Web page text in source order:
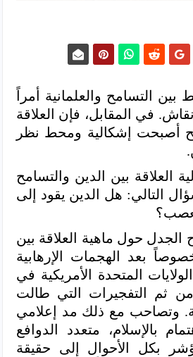
التسامح والعلمانية أمراً
نقاش. في المقابل، فإن العلاقة
أصبحت إشكالية ومحط نظر
بين الدين والتسامح
التالي: هل الدين يقود إلى
حول ماهية العلاقة بين
بعد الهجمات الإرهابية
المتحدة الأمريكية في
2001، ومن ثم التفجيرات التي طالت
وتصاحب مع ذلك مد إعلامي
بالإسلام، متعدد الدوافع
بكل الأحوال إلى حقيقة